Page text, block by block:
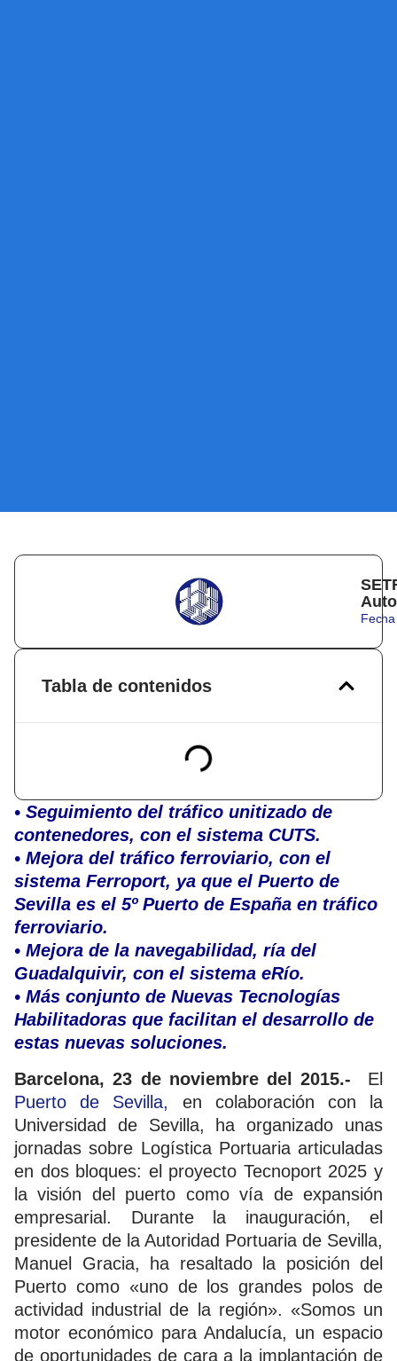
Tabla de contenidos
• Seguimiento del tráfico unitizado de
contenedores, con el sistema CUTS.
• Mejora del tráfico ferroviario, con el
sistema Ferroport, ya que el Puerto de
Sevilla es el 5º Puerto de España en tráfico
ferroviario.
• Mejora de la navegabilidad, ría del
Guadalquivir, con el sistema eRío.
• Más conjunto de Nuevas Tecnologías
Habilitadoras que facilitan el desarrollo de
estas nuevas soluciones.
Barcelona, 23 de noviembre del 2015.- El
Puerto de Sevilla,
en colaboración con la
Universidad de Sevilla, ha organizado unas
jornadas sobre Logística Portuaria articuladas
en dos bloques: el proyecto Tecnoport 2025 y
la visión del puerto como vía de expansión
empresarial. Durante la inauguración, el
presidente de la Autoridad Portuaria de Sevilla,
Manuel Gracia, ha resaltado la posición del
Puerto como «uno de los grandes polos de
actividad industrial de la región». «Somos un
motor económico para Andalucía, un espacio
de oportunidades de cara a la implantación de